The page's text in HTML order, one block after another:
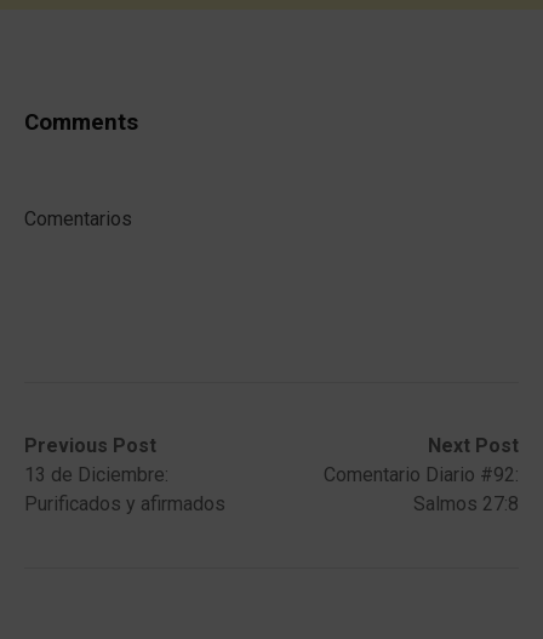
Comments
Comentarios
Post
navigation
Previous Post
Previous
post:13 de Diciembre:
Purificados y afirmados
Next Post
Next
post:
Comentario Diario #92:
Salmos 27:8